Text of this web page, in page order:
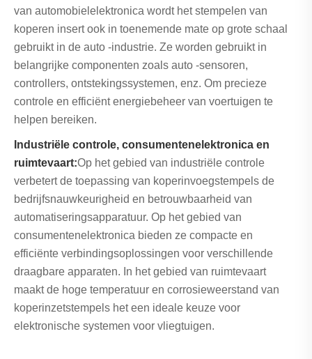
van automobielelektronica wordt het stempelen van
koperen insert ook in toenemende mate op grote schaal
gebruikt in de auto -industrie. Ze worden gebruikt in
belangrijke componenten zoals auto -sensoren,
controllers, ontstekingssystemen, enz. Om precieze
controle en efficiënt energiebeheer van voertuigen te
helpen bereiken.
Industriële controle, consumentenelektronica en
ruimtevaart:Op het gebied van industriële controle
verbetert de toepassing van koperinvoegstempels de
bedrijfsnauwkeurigheid en betrouwbaarheid van
automatiseringsapparatuur. Op het gebied van
consumentenelektronica bieden ze compacte en
efficiënte verbindingsoplossingen voor verschillende
draagbare apparaten. In het gebied van ruimtevaart
maakt de hoge temperatuur en corrosieweerstand van
koperinzetstempels het een ideale keuze voor
elektronische systemen voor vliegtuigen.